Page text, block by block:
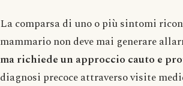
La comparsa di uno o più sintomi
mammario non deve mai generare
ma richiede un approccio cauto e
diagnosi precoce attraverso visite